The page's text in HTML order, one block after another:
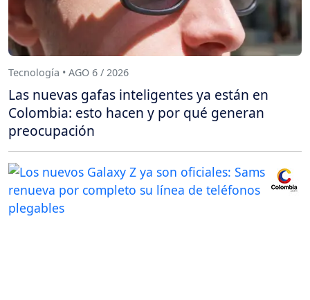
Tecnología • AGO 6 / 2026
Las nuevas gafas inteligentes ya están en
Colombia: esto hacen y por qué generan
preocupación